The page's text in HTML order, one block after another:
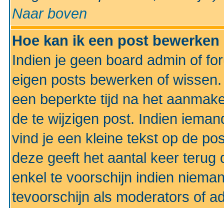
Naar boven
Hoe kan ik een post
Indien je geen board admin of
eigen posts bewerken of
een beperkte tijd na het
de te wijzigen post. Indien
vind je een kleine tekst op de
deze geeft het aantal keer terug
enkel te voorschijn indien
tevoorschijn als moderators of